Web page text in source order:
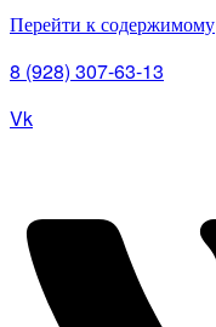
Перейти к содержимому
8 (928) 307-63-13
Vk